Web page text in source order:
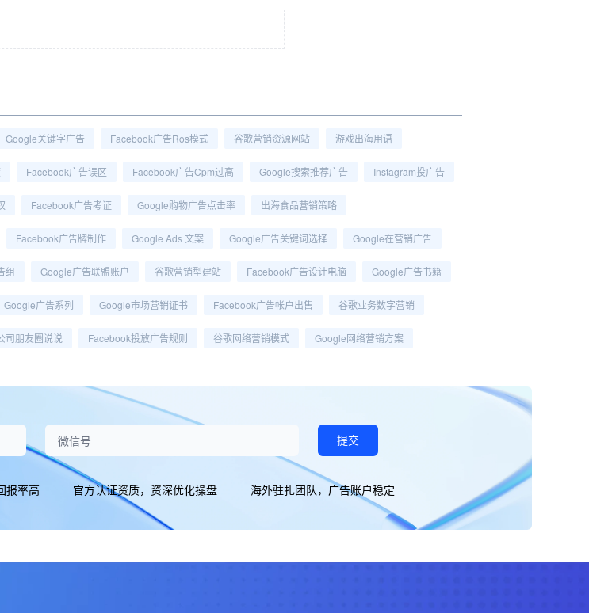
Google关键字广告 Facebook广告ros模式 谷歌营销资源网站 游戏出海用语
Facebook广告误区 Facebook广告cpm过高 Google搜索推荐广告 Instagram投广告
Facebook广告考证 Google购物广告点击率 出海食品营销策略
Facebook广告牌制作 Google Ads 文案 Google广告关键词选择 Google在营销广告
组 Google广告联盟账户 谷歌营销型建站 Facebook广告设计电脑 Google广告书籍
Google广告系列 Google市场营销证书 Facebook广告帐户出售 谷歌业务数字营销
司朋友圈说说 Facebook投放广告规则 谷歌网络营销模式 Google网络营销方案
提交
报率高 官方认证资质，资深优化操盘 海外驻扎团队，广告账户稳定